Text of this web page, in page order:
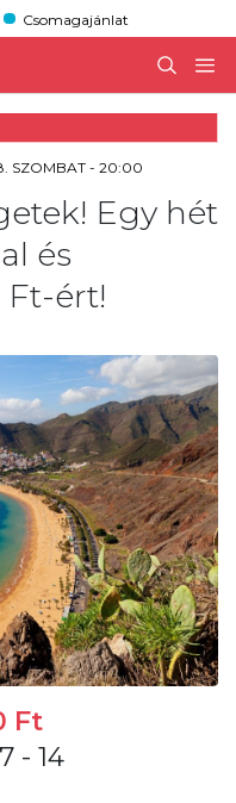
Csomagajánlat
SZOMBAT - 20:00
Egy hét
és
Ft-ért!
Ft
- 14